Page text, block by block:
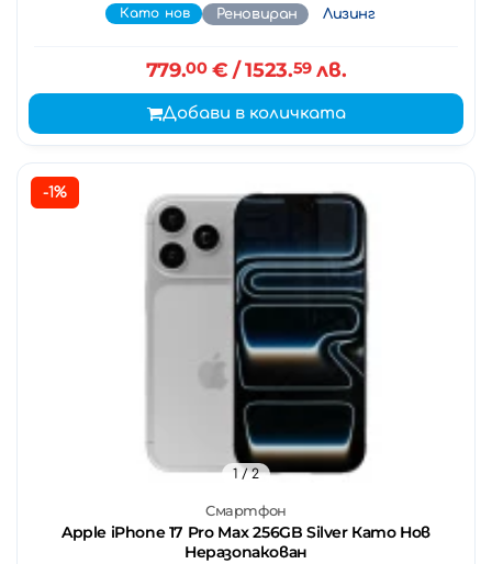
Като нов Реновиран Лизинг
779.00€ / 1523.59лв.
Добави в количката
-1%
Смартфон
Apple iPhone 17 Pro Max 256GB Silver Като Нов
Неразопакован
1 / 2